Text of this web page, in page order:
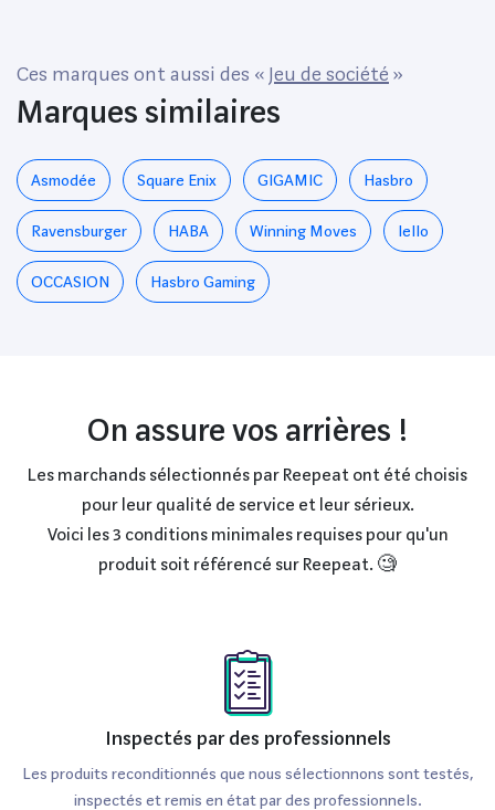
Ces marques ont aussi des « Jeu de société »
Marques similaires
Asmodée ‎Square Enix GIGAMIC Hasbro
Ravensburger HABA Winning Moves Iello
OCCASION Hasbro Gaming
On assure vos arrières !
Les marchands sélectionnés par Reepeat ont été choisis
pour leur qualité de service et leur sérieux.
Voici les 3 conditions minimales requises pour qu'un
produit soit référencé sur Reepeat. 🧐
Inspectés par des professionnels
Les produits reconditionnés que nous sélectionnons sont testés,
inspectés et remis en état par des professionnels.